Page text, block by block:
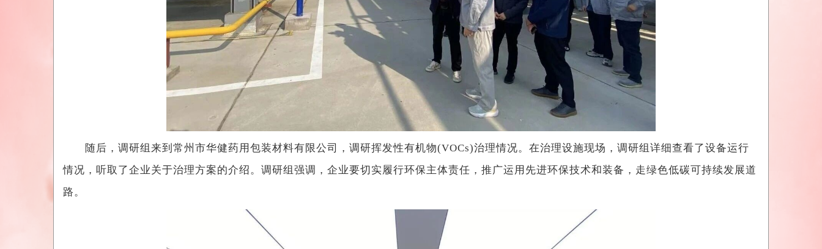
随后，调研组来到常州市华健药用包装材料有限公司，调研挥发性有机物(VOCs)治理情况。在治理设施现场，调研组详细查看了设备运行
情况，听取了企业关于治理方案的介绍。调研组强调，企业要切实履行环保主体责任，推广运用先进环保技术和装备，走绿色低碳可持续发展道
路。